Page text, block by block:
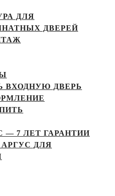
ДЛЯ
ДВЕРЕЙ
ВХОДНУЮ ДВЕРЬ
— 7 ЛЕТ ГАРАНТИИ
ДЛЯ